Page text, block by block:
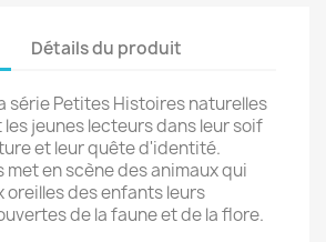
Détails du produit
série Petites Histoires naturelles
jeunes lecteurs dans leur soif
et leur quête d'identité.
met en scène des animaux qui
des enfants leurs
de la faune et de la flore.